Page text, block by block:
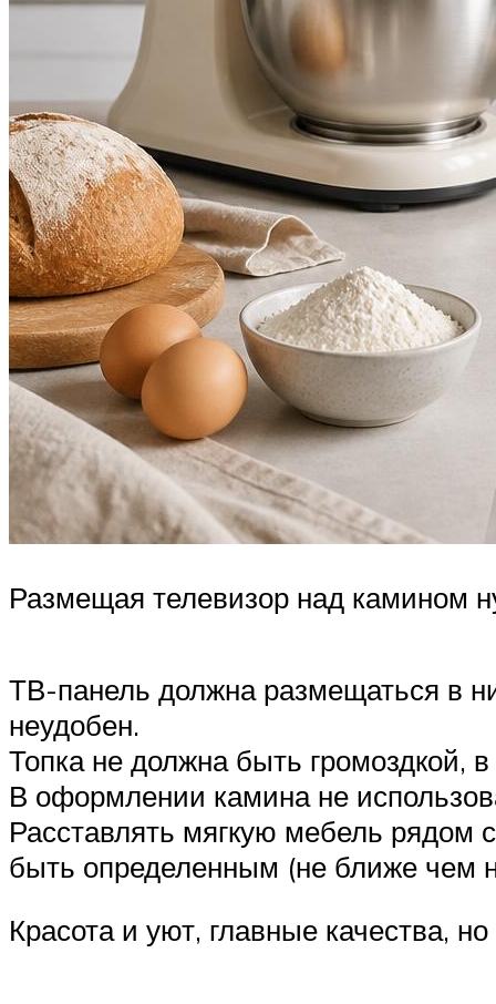
Размещая телевизор над камином
ТВ-панель должна размещаться в
неудобен.
Топка не должна быть громоздкой,
В оформлении камина не
Расставлять мягкую мебель рядом
быть определенным (не ближе чем
Красота и уют, главные качества,